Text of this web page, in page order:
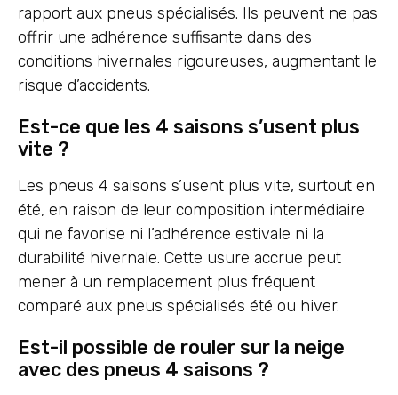
rapport aux pneus spécialisés. Ils peuvent ne pas
offrir une adhérence suffisante dans des
conditions hivernales rigoureuses, augmentant le
risque d’accidents.
Est-ce que les 4 saisons s’usent plus
vite ?
Les pneus 4 saisons s’usent plus vite, surtout en
été, en raison de leur composition intermédiaire
qui ne favorise ni l’adhérence estivale ni la
durabilité hivernale. Cette usure accrue peut
mener à un remplacement plus fréquent
comparé aux pneus spécialisés été ou hiver.
Est-il possible de rouler sur la neige
avec des pneus 4 saisons ?